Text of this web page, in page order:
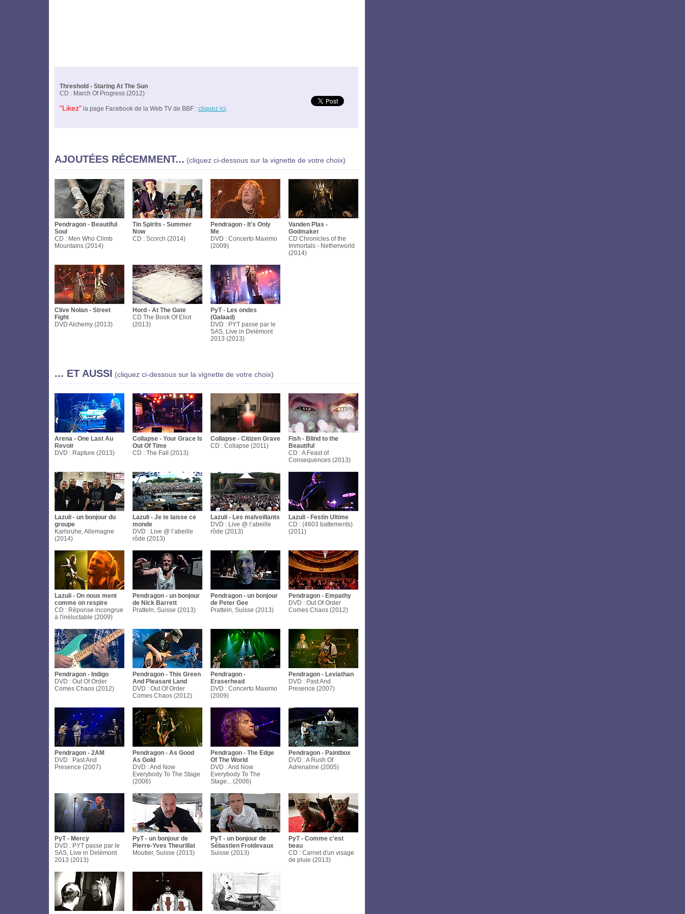
Threshold - Staring At The Sun
CD : March Of Progress (2012)
"Likez" la page Facebook de la Web TV de BBF : cliquez ici.
AJOUTÉES RÉCEMMENT... (cliquez ci-dessous sur la vignette de votre choix)
Pendragon - Beautiful
Soul
CD : Men Who Climb
Mountains (2014)
Tin Spirits - Summer
Now
CD : Scorch (2014)
Pendragon - It's Only
Me
DVD : Concerto Maximo
(2009)
Vanden Plas -
Godmaker
CD Chronicles of the
Immortals - Netherworld
(2014)
Clive Nolan - Street
Fight
DVD Alchemy (2013)
Hord - At The Gate
CD The Book Of Eliot
(2013)
PyT - Les ondes
(Galaad)
DVD : PYT passe par le
SAS, Live in Delémont
2013 (2013)
... ET AUSSI (cliquez ci-dessous sur la vignette de votre choix)
Arena - One Last Au
Revoir
DVD : Rapture (2013)
Collapse - Your Grace Is
Out Of Time
CD : The Fall (2013)
Collapse - Citizen Grave
CD : Collapse (2011)
Fish - Blind to the
Beautiful
CD : A Feast of
Consequences (2013)
Lazuli - un bonjour du
groupe
Karlsruhe, Allemagne
(2014)
Lazuli - Je te laisse ce
monde
DVD : Live @ l’abeille
rôde (2013)
Lazuli - Les malveillants
DVD : Live @ l’abeille
rôde (2013)
Lazuli - Festin Ultime
CD : (4603 battements)
(2011)
Lazuli - On nous ment
comme on respire
CD : Réponse incongrue
à l'inéluctable (2009)
Pendragon - un bonjour
de Nick Barrett
Pratteln, Suisse (2013)
Pendragon - un bonjour
de Peter Gee
Pratteln, Suisse (2013)
Pendragon - Empathy
DVD : Out Of Order
Comes Chaos (2012)
Pendragon - Indigo
DVD : Out Of Order
Comes Chaos (2012)
Pendragon - This Green
And Pleasant Land
DVD : Out Of Order
Comes Chaos (2012)
Pendragon -
Eraserhead
DVD : Concerto Maximo
(2009)
Pendragon - Leviathan
DVD : Past And
Presence (2007)
Pendragon - 2AM
DVD : Past And
Presence (2007)
Pendragon - As Good
As Gold
DVD : And Now
Everybody To The Stage
(2006)
Pendragon - The Edge
Of The World
DVD : And Now
Everybody To The
Stage... (2006)
Pendragon - Paintbox
DVD : A Rush Of
Adrenaline (2005)
PyT - Mercy
DVD : PYT passe par le
SAS, Live in Delémont
2013 (2013)
PyT - un bonjour de
Pierre-Yves Theurillat
Moutier, Suisse (2013)
PyT - un bonjour de
Sébastien Froidevaux
Suisse (2013)
PyT - Comme c'est
beau
CD : Carnet d'un visage
de pluie (2013)